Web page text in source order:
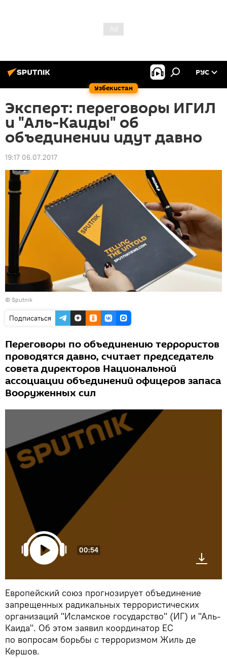
Узбекистан
РУС
Эксперт: переговоры ИГИЛ
и "Аль-Каиды" об
объединении идут давно
19:17 06.07.2017
© Sputnik
Подписаться
Переговоры по объединению террористов
проводятся давно, считает председатель
совета директоров Национальной
ассоциации объединений офицеров запаса
Вооруженных сил
00:54
Европейский союз прогнозирует объединение
запрещенных радикальных террористических
организаций "Исламское государство" (ИГ) и "Аль-
Каида". Об этом заявил координатор ЕС
по вопросам борьбы с терроризмом Жиль де
Кершов.